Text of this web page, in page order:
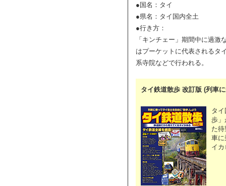
●国名：タイ
●県名：タイ国内全土
●行き方：
「キンチェー」期間中に過
はプーケットに代表されるタ
系寺院などで行われる。
タイ鉄道散歩 改訂版 (列車
タ
歩」
た
車に
イ